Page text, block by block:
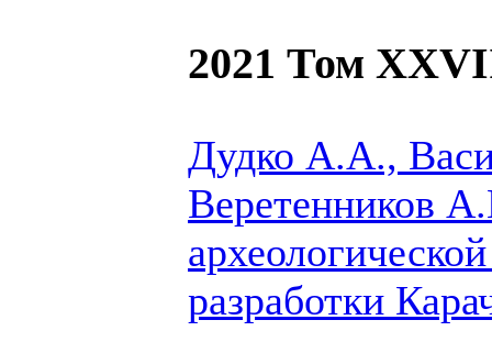
2021 Том
Дудко А.А.,
Веретенников
разработки